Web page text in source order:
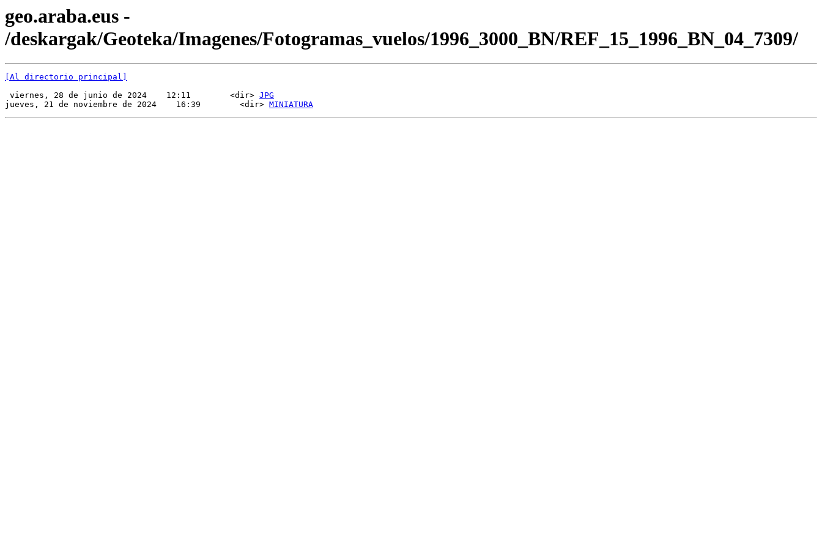
geo.araba.eus -
/deskargak/Geoteka/Imagenes/Fotogramas_vuelos/1996_3000_BN/REF_15_1996_BN_04_7309/
[Al directorio principal]
viernes, 28 de junio de 2024    12:11        <dir> JPG
jueves, 21 de noviembre de 2024    16:39        <dir> MINIATURA